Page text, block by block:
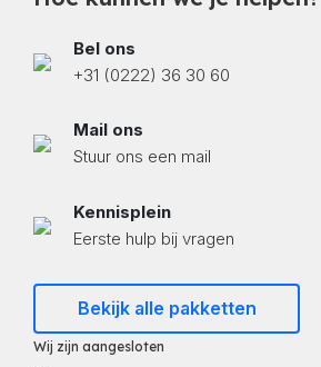
Bel ons
+31 (0222) 36 30 60
Mail ons
Stuur ons een mail
Kennisplein
Eerste hulp bij vragen
Bekijk alle pakketten
Wij zijn aangesloten